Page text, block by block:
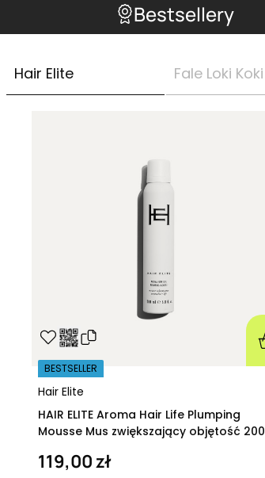
Bestsellery
Hair Elite Fale Loki Koki
Hair Elite
BESTSELLER
HAIR ELITE Aroma Hair Life Plumping
Mousse Mus zwiększający objętość 200
119,00 zł